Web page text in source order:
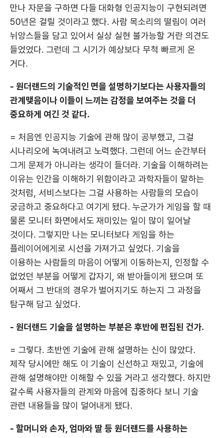
만나 자문을 구하면 다들 대화형 인공지능이 구현되려면
50년은 걸릴 것이라고 했다. 사람 목소리의 떨림이 여러
뉘앙스들을 담고 있어서 실상 실현 불가능할 거란 의견도
들었었다. 그런데 그 시기가 예상보다 무척 빠르게 온
거다.
- 원더랜드의 기술적인 면을 설명하기보다는 사용자들의
관계맺음이나 이들이 느끼는 감정을 보여주는 것을 더
중요하게 여긴 것 같다.
= 처음엔 인공지능 기술에 관해 많이 공부했고, 그걸
시나리오에 녹여내려고 노력했다. 그런데 어느 순간부터
그게 문제가 아니라는 생각이 들더라. 기술을 이해하려는
이유는 인간을 이해하기 위함이라고 과학자들이 말하는
것처럼, 서비스보다는 그걸 사용하는 사람들의 모습이
궁금하고 중요하다고 여기게 됐다. 누군가가 게임을 할 때
물론 모니터 화면에서도 재미있는 일이 많이 일어날
것이다. 그렇지만 나는 모니터보다 게임을 하는
플레이어에게로 시선을 가져가고 싶었다. 기술을
이용하는 사람들의 마음이 어떻게 이동하는지, 인정할 수
없었던 부분을 어떻게 갑자기, 왜 받아들이게 됐으며 또
어째서 그 반대의 경우가 벌어지기도 하는지 그 과정을
탐구해 담고 싶었다.
- 원더랜드 기술을 설명하는 부분은 후반에 편집된 건가.
= 그렇다. 초반엔 기술에 관해 설명하는 신이 많았다.
제작 당시에만 해도 이 기술이 신선하고 재밌고, 기술에
관해 설명해야만 이해할 수 있을 거라고 생각했다. 하지만
갈수록 사용자들의 관계와 마음에 집중하다 보니 기술
관련 내용들을 많이 덜어내게 됐다.
- 할머니와 손자, 엄마와 딸 등 원더랜드를 사용하는